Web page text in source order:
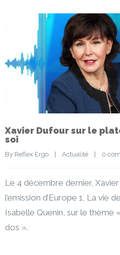
Xavier Dufour sur le
soi
By Reflex Ergo | Actualité | 0
Le 4 décembre dernier,
l’emission d’Europe 1, La vie
Isabelle Quenin, sur le thème
dos ».